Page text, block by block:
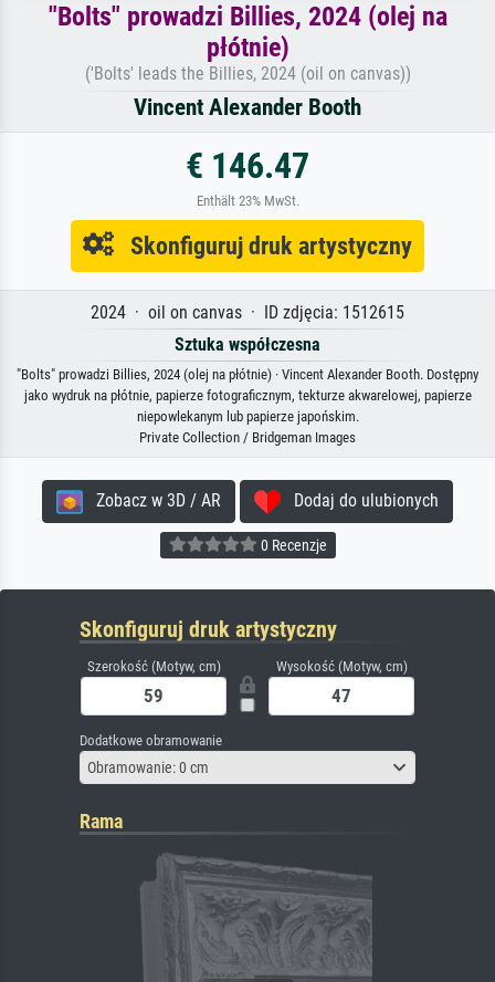
"Bolts" prowadzi Billies, 2024 (olej na
płótnie)
('Bolts' leads the Billies, 2024 (oil on canvas))
Vincent Alexander Booth
€ 146.47
Enthält 23% MwSt.
Skonfiguruj druk artystyczny
2024 · oil on canvas · ID zdjęcia: 1512615
Sztuka współczesna
"Bolts" prowadzi Billies, 2024 (olej na płótnie) · Vincent Alexander Booth. Dostępny
jako wydruk na płótnie, papierze fotograficznym, tekturze akwarelowej, papierze
niepowlekanym lub papierze japońskim.
Private Collection / Bridgeman Images
Zobacz w 3D / AR Dodaj do ulubionych
0 Recenzje
Skonfiguruj druk artystyczny
Szerokość (Motyw, cm) Wysokość (Motyw, cm)
Dodatkowe obramowanie
Obramowanie: 0 cm
Rama